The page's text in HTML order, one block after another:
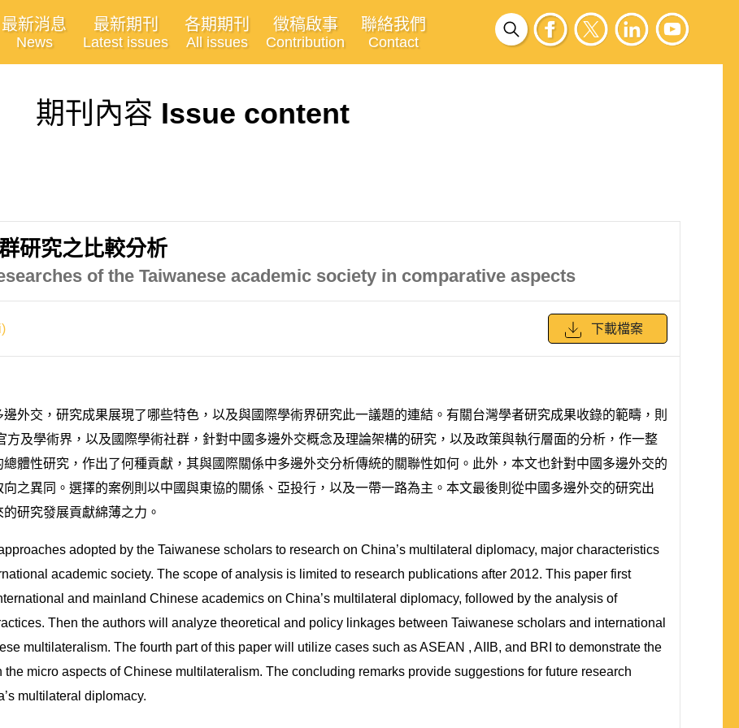
最新消息
News
最新期刊
Latest issues
各期期刊
All issues
徵稿啟事
Contribution
聯絡我們
Contact
期刊內容 Issue content
研究之比較分析
of the Taiwanese academic society in comparative aspects
下載檔案
外交，研究成果展現了哪些特色，以及與國際學術界研究此一議題的連結。有關台灣學者研究成果收錄的範疇，則
及學術界，以及國際學術社群，針對中國多邊外交概念及理論架構的研究，以及政策與執行層面的分析，作一整
體性研究，作出了何種貢獻，其與國際關係中多邊外交分析傳統的關聯性如何。此外，本文也針對中國多邊外交的
之異同。選擇的案例則以中國與東協的關係、亞投行，以及一帶一路為主。本文最後則從中國多邊外交的研究出
研究發展貢獻綿薄之力。
adopted by the Taiwanese scholars to research on China’s multilateral diplomacy, major characteristics
academic society. The scope of analysis is limited to research publications after 2012. This paper first
and mainland Chinese academics on China’s multilateral diplomacy, followed by the analysis of
Then the authors will analyze theoretical and policy linkages between Taiwanese scholars and international
multilateralism. The fourth part of this paper will utilize cases such as ASEAN , AIIB, and BRI to demonstrate the
micro aspects of Chinese multilateralism. The concluding remarks provide suggestions for future research
multilateral diplomacy.